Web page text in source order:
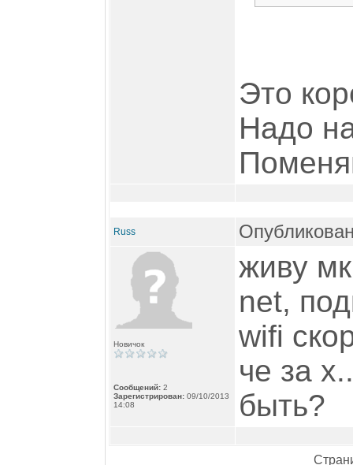
Это
Надо
Russ
Новичок
Сообщений: 2
Зарегистрирован: 09/10/2013
14:08
живу
net,
wifi
че за
быть?